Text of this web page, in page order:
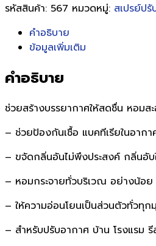
รหัสสินค้า: 567 หมวดหมู่: สเปรย์ป
คำอธิบาย
ข้อมูลเพิ่มเติม
คำอธิบาย
ช่วยสร้างบรรยากาศให้สดชื่น หอมส
– ช่วยป้องกันเชื้อ แบคทีเรียในอากา
– ขจัดกลิ่นอันไม่พึงประสงค์ กลิ่นอับ
– หอมกระจายทั่วบริเวณ อย่างน้อย
– ให้ความอ่อนโยนเป็นส่วนตัวทั่วทุก
– สำหรับปรับอากาศ บ้าน โรงแรม